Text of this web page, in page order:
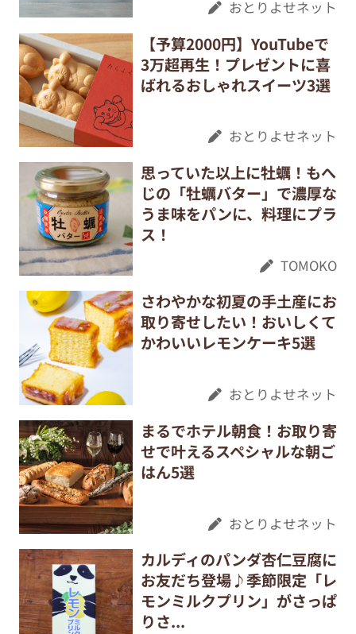
おとりよせネット
【予算2000円】YouTubeで
3万超再生！プレゼントに喜
ばれるおしゃれスイーツ3選
おとりよせネット
思っていた以上に牡蠣！もへ
じの「牡蠣バター」で濃厚な
うま味をパンに、料理にプラ
ス！
TOMOKO
さわやかな初夏の手土産にお
取り寄せしたい！おいしくて
かわいいレモンケーキ5選
おとりよせネット
まるでホテル朝食！お取り寄
せで叶えるスペシャルな朝ご
はん5選
おとりよせネット
カルディのパンダ杏仁豆腐に
お友だち登場♪季節限定「レ
モンミルクプリン」がさっぱ
りさ...